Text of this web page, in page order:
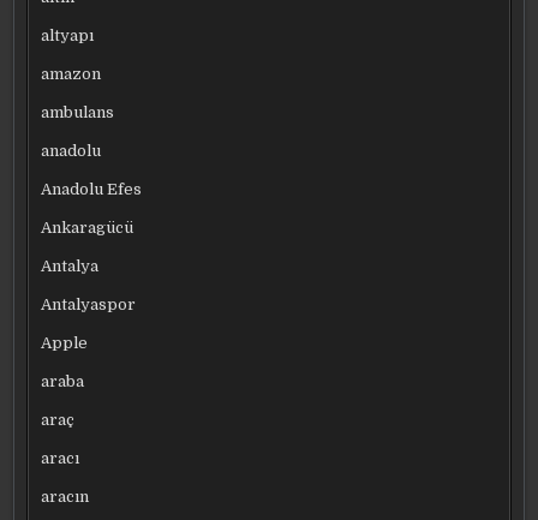
altyapı
amazon
ambulans
anadolu
Anadolu Efes
Ankaragücü
Antalya
Antalyaspor
Apple
araba
araç
aracı
aracın